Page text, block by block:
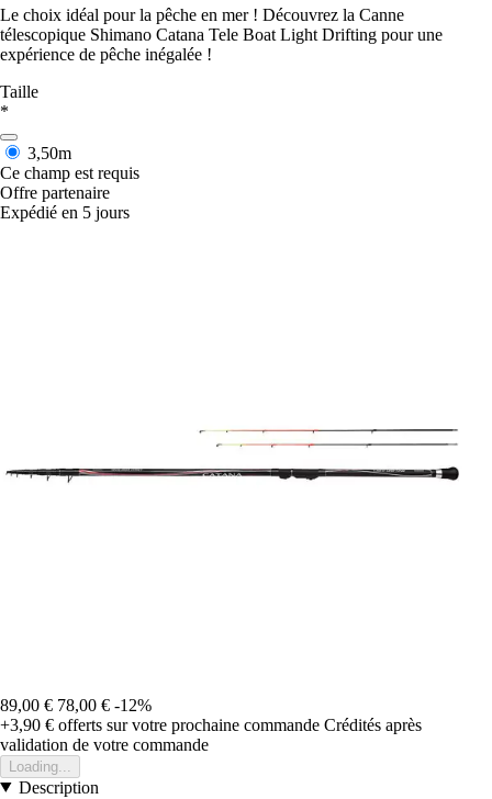
Le choix idéal pour la pêche en mer ! Découvrez la Canne
télescopique Shimano Catana Tele Boat Light Drifting pour une
expérience de pêche inégalée !
Taille
*
3,50m
Ce champ est requis
Offre partenaire
Expédié en 5 jours
89,00 € 78,00 € -12%
+3,90 € offerts sur votre prochaine commande Crédités après
validation de votre commande
Loading...
Description